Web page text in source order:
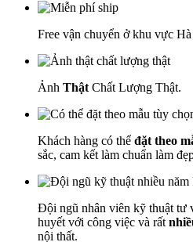
Free vận chuyển ở khu vực
Ảnh Thật Chất Lượng Thật.
Khách hàng có thể đặt theo
sắc, cam kết làm chuẩn làm
Đội ngũ nhân viên kỹ thuật tư
huyết với công việc và rất
nội thất.